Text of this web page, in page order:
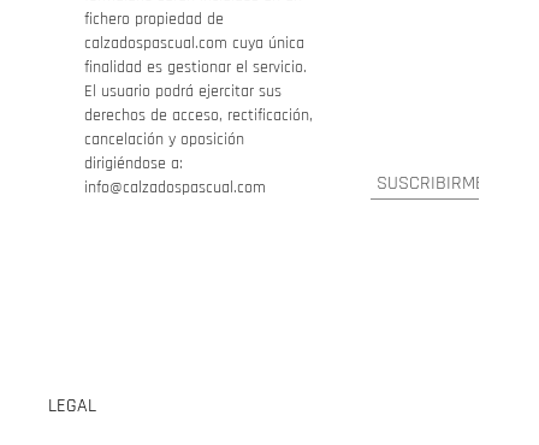
fichero propiedad de
calzadospascual.com cuya única
finalidad es gestionar el servicio.
El usuario podrá ejercitar sus
derechos de acceso, rectificación,
cancelación y oposición
dirigiéndose a:
info@calzadospascual.com
LEGAL